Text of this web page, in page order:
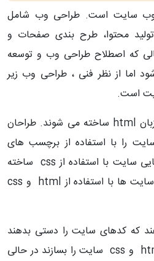
سایت است. طراحی وب شامل
محتوا، طرح بندی صفحات و
که اصطلاح طراحی وب و توسعه
اما از نظر فنی ، طراحی وب زیر
است.
وب سایت ها با استفاده از زبان html ساخته می شوند. طراحان
را با استفاده از برچسب های
html می سازند. ظاهر و زیبایی سایت با استفاده از css ساخته
می شود. بنابراین بیشتر وب سایت ها با استفاده از html و css
که کدهای سایت را دستی بدهند
یعنی با استفاده از کدهای html و css سایت را بسازند در حالی